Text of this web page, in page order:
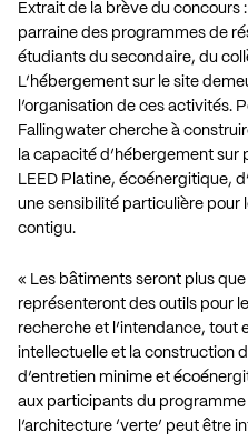
Extrait de la brève du concours
parraine des programmes de
étudiants du secondaire, du
L’hébergement sur le site
l’organisation de ces activités.
Fallingwater cherche à
la capacité d’hébergement sur
LEED Platine, écoénergitique,
une sensibilité particulière pour
contigu.
« Les bâtiments seront plus
représenteront des outils pour
recherche et l’intendance, tout
intellectuelle et la construction
d’entretien minime et
aux participants du
l’architecture ‘verte’ peut être